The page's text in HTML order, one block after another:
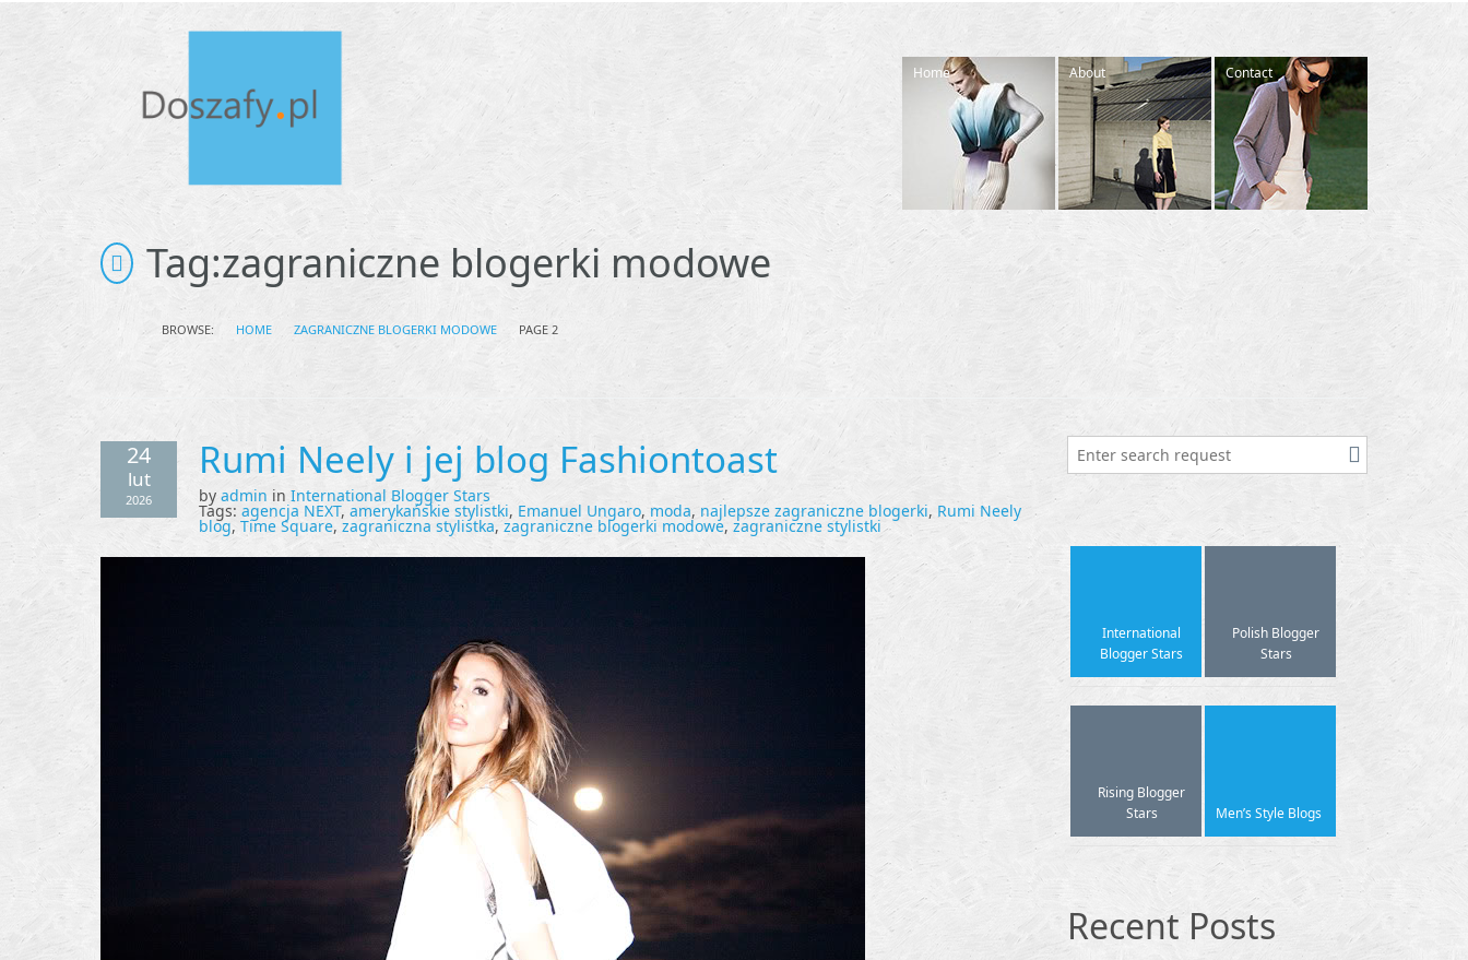
Home About Contact
Tag:zagraniczne blogerki modowe
BROWSE: HOME ZAGRANICZNE BLOGERKI MODOWE PAGE 2
24
lut
2026
Rumi Neely i jej blog Fashiontoast
by admin in International Blogger Stars
Tags: agencja NEXT, amerykańskie stylistki, Emanuel Ungaro, moda, najlepsze zagraniczne blogerki, Rumi Neely
blog, Time Square, zagraniczna stylistka,zagraniczne blogerki modowe, zagraniczne stylistki
International
Blogger Stars
Polish Blogger
Stars
Rising Blogger
Stars
Men’s Style Blogs
Recent Posts